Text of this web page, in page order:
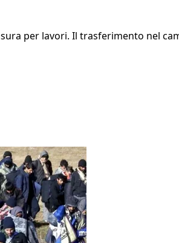
per lavori. Il trasferimento nel